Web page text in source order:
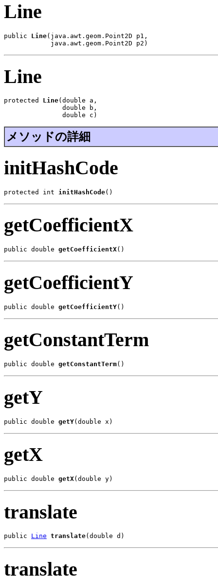
Line
public Line(java.awt.geom.Point2D p1,
            java.awt.geom.Point2D p2)
Line
protected Line(double a,
               double b,
               double c)
メソッドの詳細
initHashCode
protected int initHashCode()
getCoefficientX
public double getCoefficientX()
getCoefficientY
public double getCoefficientY()
getConstantTerm
public double getConstantTerm()
getY
public double getY(double x)
getX
public double getX(double y)
translate
public Line translate(double d)
translate